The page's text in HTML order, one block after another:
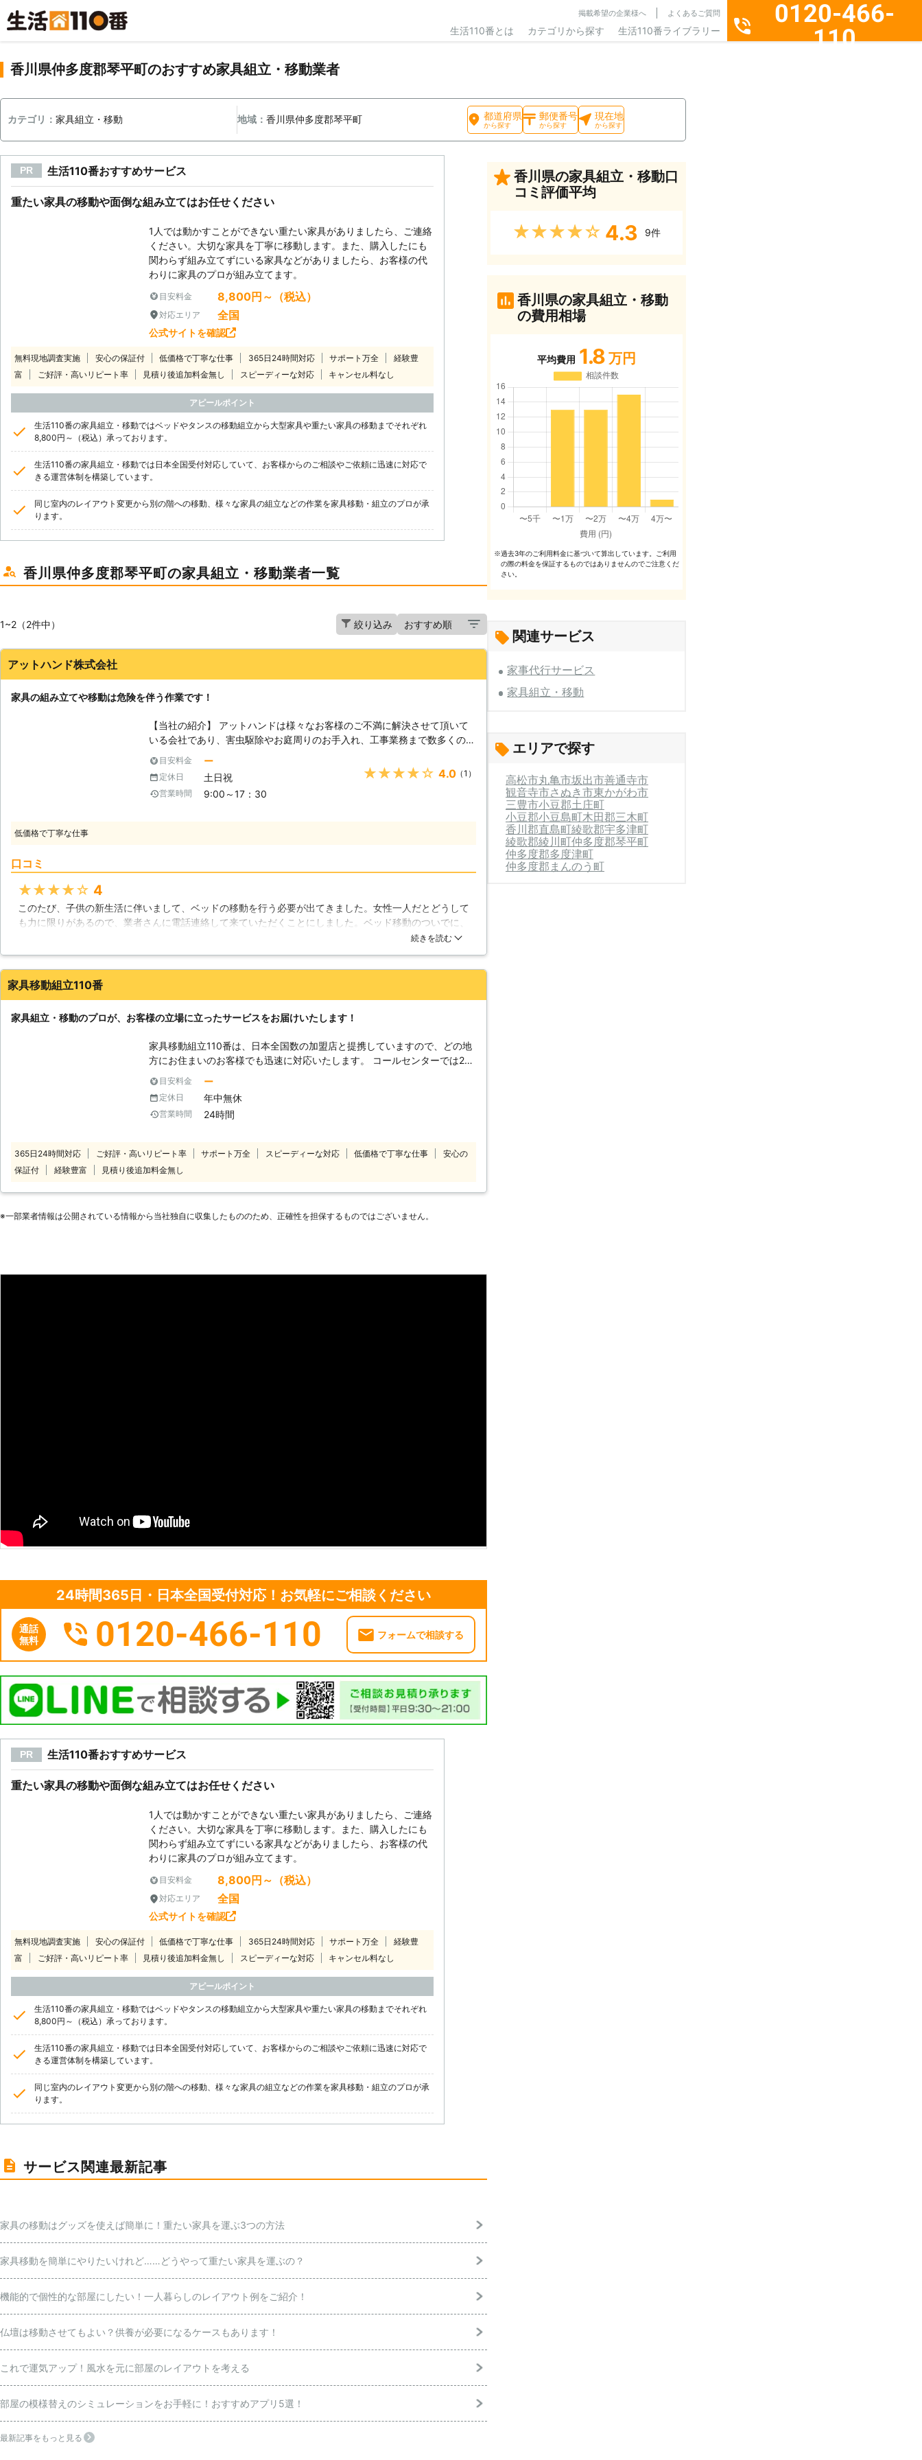
掲載希望の企業様へ よくあるご質問
生活110番とは カテゴリから探す 生活110番ライブラリー
0120-466-
110
香川県仲多度郡琴平町のおすすめ家具組立・移動業者
カテゴリ： 家具組立・移動 地域：香川県仲多度郡琴平町 都道府県
から探す
郵便番号
から探す
現在地
から探す
PR 生活110番おすすめサービス
重たい家具の移動や面倒な組み立てはお任せください
1人では動かすことができない重たい家具がありましたら、ご連絡
ください。大切な家具を丁寧に移動します。また、購入したにも
関わらず組み立てずにいる家具などがありましたら、お客様の代
わりに家具のプロが組み立てます。
目安料金 8,800円～（税込）
対応エリア 全国
公式サイトを確認
無料現地調査実施 安心の保証付 低価格で丁寧な仕事 365日24時間対応 サポート万全
経験豊
富
ご好評・高いリピート率 見積り後追加料金無し スピーディーな対応 キャンセル料なし
アピールポイント
生活110番の家具組立・移動ではベッドやタンスの移動組立から大型家具や重たい家具の移動までそれぞれ
8,800円～（税込）承っております。
生活110番の家具組立・移動では日本全国受付対応していて、お客様からのご相談やご依頼に迅速に対応で
きる運営体制を構築しています。
同じ室内のレイアウト変更から別の階への移動、様々な家具の組立などの作業を家具移動・組立のプロが承
ります。
香川県仲多度郡琴平町の家具組立・移動業者一覧
1~2（2件中） 絞り込み
アットハンド株式会社
家具の組み立てや移動は危険を伴う作業です！
【当社の紹介】 アットハンドは様々なお客様のご不満に解決させて頂いて
いる会社であり、害虫駆除やお庭周りのお手入れ、工事業務まで数多くのサ
ービスを手掛けさせて頂いております。中でも高齢化社会に伴い、家具の組
み立てや移動についても多くの需要が得られている内容となりますので、ち
ょっとした事でもお気軽に当社までご相談ください。 【家具組み立て・移
動のメリット】 ちょっとした模様替えやリフォーム、大掛かりな内容であ
事なく安心した作業内容で手早い作業を行わせて頂きます。 【利用される
れております。他にも、処分や解体をご希望となる場合などがありますの
で、当社であれば不要品回収も行っている事から様々なニーズに対応する事
目安料金 ー
定休日 土日祝
営業時間 9:00～17：30
★★★★★ 4.0（1）
低価格で丁寧な仕事
口コミ
★★★★★ 4
このたび、子供の新生活に伴いまして、ベッドの移動を行う必要が出てきました。女性一人だとどうして
も力に限りがあるので、業者さんに電話連絡して来ていただくことにしました。ベッド移動のついでに、
ホームセンターで購入した机の組み立てもお願いすることにしました。とても丁寧にやっていただき感謝
香川県 高松市 2016年12月18日
続きを読む
家具移動組立110番
家具組立・移動のプロが、お客様の立場に立ったサービスをお届けいたします！
家具移動組立110番は、日本全国数の加盟店と提携していますので、どの地
方にお住まいのお客様でも迅速に対応いたします。 コールセンターでは24
時間365日年中無休でお電話を受け付けています。 深夜でも早朝でもお客
様の都合の良い時間帯にいつでもお電話ください。 コールセンターのスタ
ッフがお客様のお悩みをお聞きします。 「お部屋の模様替えをしたいけ
ど、家具が重くて大変なので手伝ってほしい」 「説明書を見ても家具の組
り、お悩みのお客様はぜひ家具移動組立110番をご利用ください。 大きくて
移動が大変だった家具も、組立が難しくてできなかったという家具も、実績
豊富なベテランが迅速に解決します。 家具移動組立110番では、家具の組立
作業や移動作業にお困りのお客様に喜んで対応させていただきます。
目安料金 ー
定休日 年中無休
営業時間 24時間
365日24時間対応 ご好評・高いリピート率 サポート万全 スピーディーな対応 低価格で丁寧な仕事
安心の
保証付
経験豊富 見積り後追加料金無し
※⼀部業者情報は公開されている情報から当社独⾃に収集したもののため、正確性を担保するものではございません。
24時間365日・日本全国受付対応！お気軽にご相談ください
通話
無料
0120-466-110 フォームで相談する
PR 生活110番おすすめサービス
重たい家具の移動や面倒な組み立てはお任せください
1人では動かすことができない重たい家具がありましたら、ご連絡
ください。大切な家具を丁寧に移動します。また、購入したにも
関わらず組み立てずにいる家具などがありましたら、お客様の代
わりに家具のプロが組み立てます。
目安料金 8,800円～（税込）
対応エリア 全国
公式サイトを確認
無料現地調査実施 安心の保証付 低価格で丁寧な仕事 365日24時間対応 サポート万全
経験豊
富
ご好評・高いリピート率 見積り後追加料金無し スピーディーな対応 キャンセル料なし
アピールポイント
生活110番の家具組立・移動ではベッドやタンスの移動組立から大型家具や重たい家具の移動までそれぞれ
8,800円～（税込）承っております。
生活110番の家具組立・移動では日本全国受付対応していて、お客様からのご相談やご依頼に迅速に対応で
きる運営体制を構築しています。
同じ室内のレイアウト変更から別の階への移動、様々な家具の組立などの作業を家具移動・組立のプロが承
ります。
サービス関連最新記事
家具の移動はグッズを使えば簡単に！重たい家具を運ぶ3つの方法
家具移動を簡単にやりたいけれど……どうやって重たい家具を運ぶの？
機能的で個性的な部屋にしたい！一人暮らしのレイアウト例をご紹介！
仏壇は移動させてもよい？供養が必要になるケースもあります！
これで運気アップ！風水を元に部屋のレイアウトを考える
部屋の模様替えのシミュレーションをお手軽に！おすすめアプリ5選！
最新記事をもっと見る
香川県の家具組立・移動口
コミ評価平均
★★★★★ 4.3 9件
香川県の家具組立・移動
の費用相場
平均費用 1.8 万円
※過去3年のご利⽤料⾦に基づいて算出しています。ご利⽤
の際の料⾦を保証するものではありませんのでご注意くだ
さい。
関連サービス
家事代行サービス
家具組立・移動
エリアで探す
高松市丸亀市坂出市善通寺市
観音寺市さぬき市東かがわ市
三豊市小豆郡土庄町
小豆郡小豆島町木田郡三木町
香川郡直島町綾歌郡宇多津町
綾歌郡綾川町仲多度郡琴平町
仲多度郡多度津町
仲多度郡まんのう町